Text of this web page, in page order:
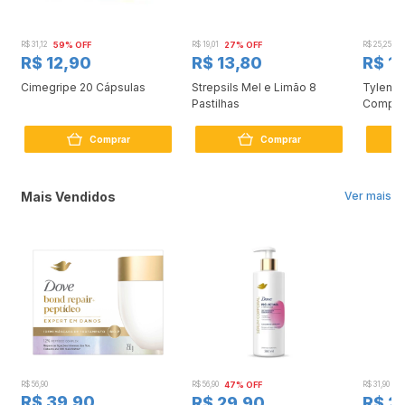
R$ 31,12 59% OFF
R$ 12,90
Cimegripe 20 Cápsulas
Comprar
R$ 19,01 27% OFF
R$ 13,80
Strepsils Mel e Limão 8
Pastilhas
Comprar
R$ 25,25
R$
Tylenol
Ver mais
Mais Vendidos
R$ 56,90 R$ 56,90 47% OFF R$ 31,90